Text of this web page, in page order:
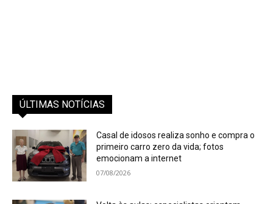
ÚLTIMAS NOTÍCIAS
Casal de idosos realiza sonho e compra o
primeiro carro zero da vida; fotos
emocionam a internet
07/08/2026